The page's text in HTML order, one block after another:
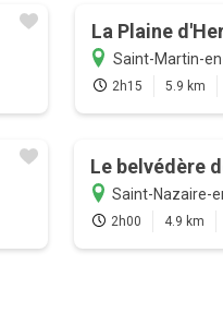
La Plaine
Saint-Martin-
2h15 5.9 km
Le belvédère
Saint-Nazaire-
2h00 4.9 km